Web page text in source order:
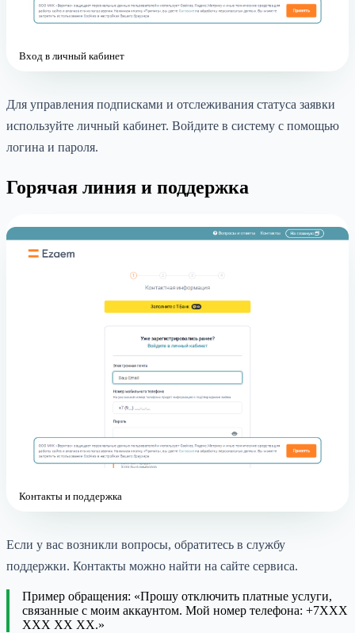
Вход в личный кабинет
Для управления подписками и отслеживания статуса заявки
используйте личный кабинет. Войдите в систему с помощью
логина и пароля.
Горячая линия и поддержка
Контакты и поддержка
Если у вас возникли вопросы, обратитесь в службу
поддержки. Контакты можно найти на сайте сервиса.
Пример обращения: «Прошу отключить платные услуги,
связанные с моим аккаунтом. Мой номер телефона: +7XXX
XXX XX XX.»